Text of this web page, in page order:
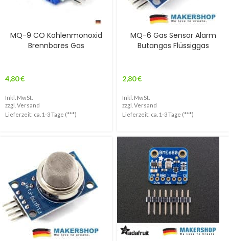
MQ-9 CO Kohlenmonoxid
Brennbares Gas
4,80€
Inkl. MwSt.
zzgl. Versand
Lieferzeit: ca. 1-3 Tage (***)
MQ-6 Gas Sensor Alarm
Butangas Flüssiggas
2,80€
Inkl. MwSt.
zzgl. Versand
Lieferzeit: ca. 1-3 Tage (***)